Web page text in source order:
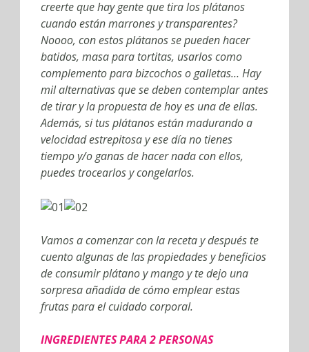
creerte que hay gente que tira los plátanos
cuando están marrones y transparentes?
Noooo, con estos plátanos se pueden hacer
batidos, masa para tortitas, usarlos como
complemento para bizcochos o galletas… Hay
mil alternativas que se deben contemplar antes
de tirar y la propuesta de hoy es una de ellas.
Además, si tus plátanos están madurando a
velocidad estrepitosa y ese día no tienes
tiempo y/o ganas de hacer nada con ellos,
puedes trocearlos y congelarlos.
Vamos a comenzar con la receta y después te
cuento algunas de las propiedades y beneficios
de consumir plátano y mango y te dejo una
sorpresa añadida de cómo emplear estas
frutas para el cuidado corporal.
INGREDIENTES PARA 2 PERSONAS